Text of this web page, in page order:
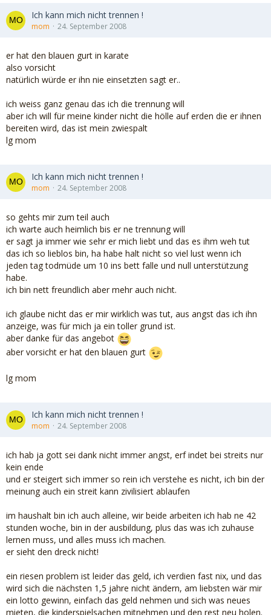
Ich kann mich nicht trennen !
mom 24. September 2008
er hat den blauen gurt in karate
also vorsicht
natürlich würde er ihn nie einsetzten sagt er..
ich weiss ganz genau das ich die trennung will
aber ich will für meine kinder nicht die hölle auf erden die er ihnen
bereiten wird, das ist mein zwiespalt
lg mom
Ich kann mich nicht trennen !
mom 24. September 2008
so gehts mir zum teil auch
ich warte auch heimlich bis er ne trennung will
er sagt ja immer wie sehr er mich liebt und das es ihm weh tut
das ich so lieblos bin, ha habe halt nicht so viel lust wenn ich
jeden tag todmüde um 10 ins bett falle und null unterstützung
habe.
ich bin nett freundlich aber mehr auch nicht.
ich glaube nicht das er mir wirklich was tut, aus angst das ich ihn
anzeige, was für mich ja ein toller grund ist.
aber danke für das angebot
aber vorsicht er hat den blauen gurt
lg mom
Ich kann mich nicht trennen !
mom 24. September 2008
ich hab ja gott sei dank nicht immer angst, erf indet bei streits nur
kein ende
und er steigert sich immer so rein ich verstehe es nicht, ich bin der
meinung auch ein streit kann zivilisiert ablaufen
im haushalt bin ich auch alleine, wir beide arbeiten ich hab ne 42
stunden woche, bin in der ausbildung, plus das was ich zuhause
lernen muss, und alles muss ich machen.
er sieht den dreck nicht!
ein riesen problem ist leider das geld, ich verdien fast nix, und das
wird sich die nächsten 1,5 jahre nicht ändern, am liebsten wär mir
ein lotto gewinn, einfach das geld nehmen und sich was neues
mieten, die kinderspielsachen mitnehmen und den rest neu holen.